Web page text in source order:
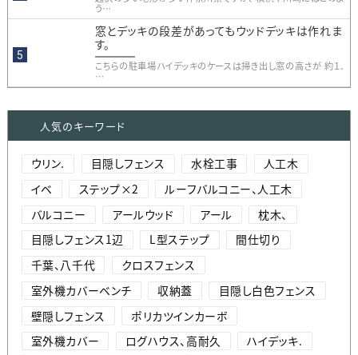
う…
窓とデッキの段差があってもウッドデッキは作れま
す。
こちらの駐車場ハイデッキのケースは掃き出し窓の高さが 約１．
…
人気のキーワード
ウリン. 目隠しフェンス 水栓工事
人工木
イベ
ステップ×2
ルーフバルコニー、人工木
バルコニー
アールウッド アール
枕木、
目隠しフェンス1辺
L型ステップ
間仕切り
千葉、八千代
クロスフェンス
室外機カバーベンチ
収納蓋
目隠し白色フェンス
壁隠しフェンス
ポリカツインカーボ
室外機カバー
ログハウス、高耐久
ハイデッキ.